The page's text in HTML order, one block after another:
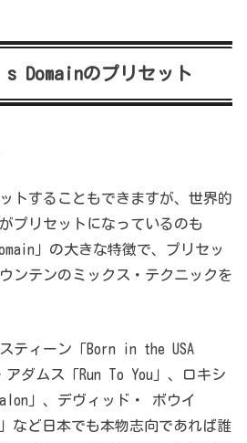
Domainのプリセット
トすることもできますが、世界的
プリセットになっているのも
」の大きな特徴で、プリセッ
ンテンのミックス・テクニックを
ティーン「Born in the USA
ダムス「Run To You」、ロキシ
」、デヴィッド・ ボウイ
など日本でも本物志向であれば誰